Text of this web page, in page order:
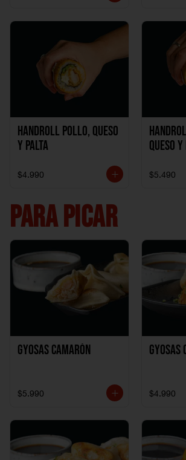
Handroll Pollo, Queso
y Palta
$4.990
Queso
$5.490
PARA PICAR
Gyosas Camarón
$5.990
Gyosas
$4.990